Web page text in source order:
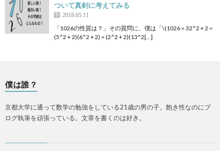
ついて真剣に考えてみる
2018.05.11
「1026の性質は？」その質問に、僕は「\(1026 = 32^2 + 2 =
(5^2 + 2)(6^2 + 2) = (2^2 + 2)(13^2[…]
僕は誰？
京都大学に通って数学の勉強をしている21歳の男の子。飽き性なのにブ
ログ執筆を頑張っている。文章を書くのは好き。